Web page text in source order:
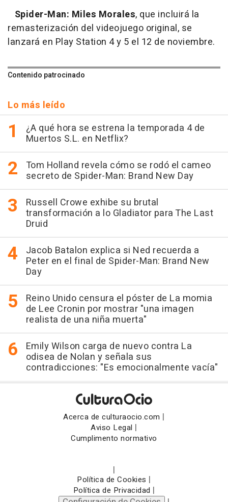
Spider-Man: Miles Morales, que incluirá la
remasterización del videojuego original, se
lanzará en Play Station 4 y 5 el 12 de noviembre.
Contenido patrocinado
Lo más leído
¿A qué hora se estrena la temporada 4 de
Muertos S.L. en Netflix?
Tom Holland revela cómo se rodó el cameo
secreto de Spider-Man: Brand New Day
Russell Crowe exhibe su brutal
transformación a lo Gladiator para The Last
Druid
Jacob Batalon explica si Ned recuerda a
Peter en el final de Spider-Man: Brand New
Day
Reino Unido censura el póster de La momia
de Lee Cronin por mostrar "una imagen
realista de una niña muerta"
Emily Wilson carga de nuevo contra La
odisea de Nolan y señala sus
contradicciones: "Es emocionalmente vacía"
Acerca de culturaocio.com |
Aviso Legal |
Cumplimento normativo
|
Política de Cookies |
Política de Privacidad |